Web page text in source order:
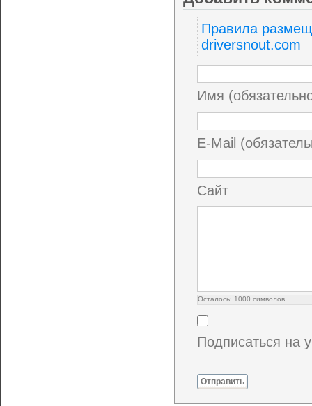
Правила
driversnout.com
Имя
E-Mail
Сайт
Осталось: 1000 символов
Подписаться на
Отправить